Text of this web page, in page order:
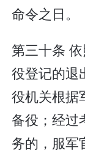
命令之日。
第三十条
役登记的退
役机关根据
备役；经过
务的，服军